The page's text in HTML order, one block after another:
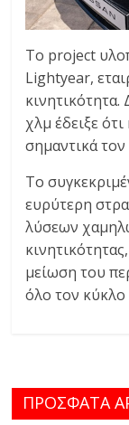
Το project
Lightyear,
χλμ έδειξε
σημαντικά
Το
ευρύτερη
λύσεων
μείωση του
όλο τον
ΠΡΟΣΦΑΤΑ